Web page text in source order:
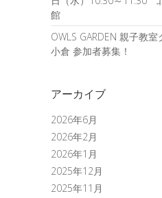
館
OWLS GARDEN 親子教
小倉 参加者募集！
アーカイブ
2026年6月
2026年2月
2026年1月
2025年12月
2025年11月